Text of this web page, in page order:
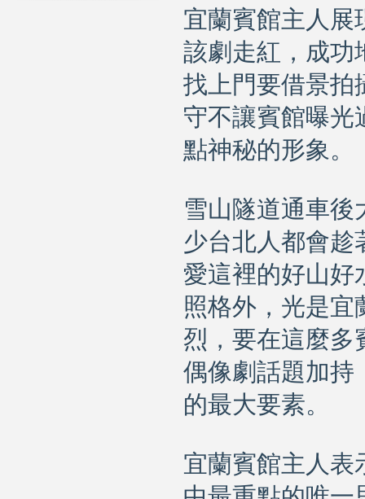
宜蘭賓館主人展
該劇走紅，成功
找上門要借景拍
守不讓賓館曝光
點神秘的形象。
雪山隧道通車後
少台北人都會趁
愛這裡的好山好
照格外，光是宜
烈，要在這麼多
偶像劇話題加持
的最大要素。
宜蘭賓館主人表